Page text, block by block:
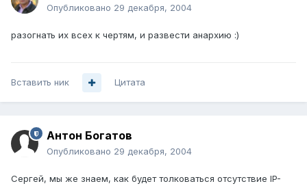
Опубликовано 29 декабря, 2004
разогнать их всех к чертям, и развести анархию :)
Вставить ник Цитата
Антон Богатов
Опубликовано 29 декабря, 2004
Сергей, мы же знаем, как будет толковаться отсутствие IP-